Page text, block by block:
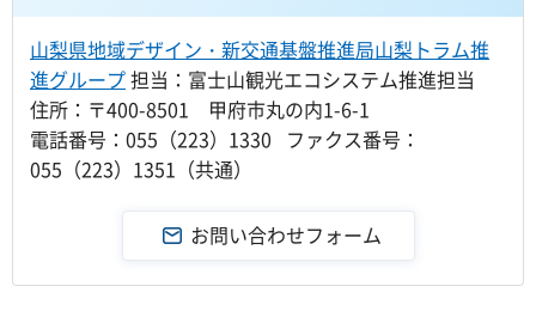
山梨県地域デザイン・新交通基盤推進局山梨トラム推
進グループ担当：富士山観光エコシステム推進担当
住所：〒400-8501 甲府市丸の内1-6-1
電話番号：055（223）1330 ファクス番号：
055（223）1351（共通）